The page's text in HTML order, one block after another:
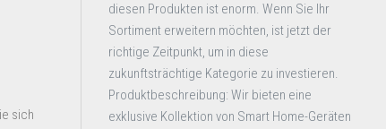
sich
diesen Produkten ist enorm. Wenn Sie Ihr
Sortiment erweitern möchten, ist jetzt der
richtige Zeitpunkt, um in diese
zukunftsträchtige Kategorie zu investieren.
Produktbeschreibung: Wir bieten eine
exklusive Kollektion von Smart Home-Geräten